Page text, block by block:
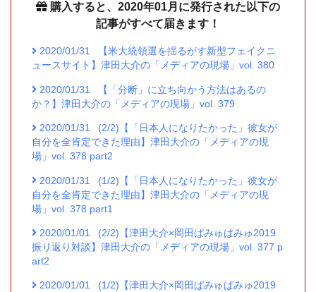
購入すると、2020年01月に発行された以下の
記事がすべて届きます！
2020/01/31
【米大統領選を揺るがす新型フェイクニ
ュースサイト】津田大介の「メディアの現場」vol. 380
2020/01/31
【「分断」に立ち向かう方法はあるの
か？】津田大介の「メディアの現場」vol. 379
2020/01/31
(2/2)【「日本人になりたかった」彼女が
自分を全肯定できた理由】津田大介の「メディアの現
場」vol. 378 part2
2020/01/31
(1/2)【「日本人になりたかった」彼女が
自分を全肯定できた理由】津田大介の「メディアの現
場」vol. 378 part1
2020/01/01
(2/2)【津田大介×岡田ぱみゅぱみゅ2019
振り返り対談】津田大介の「メディアの現場」vol. 377 p
art2
2020/01/01
(1/2)【津田大介×岡田ぱみゅぱみゅ2019